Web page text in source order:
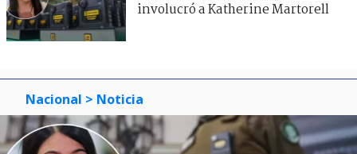
involucró a Katherine Martorell
Nacional > Noticia